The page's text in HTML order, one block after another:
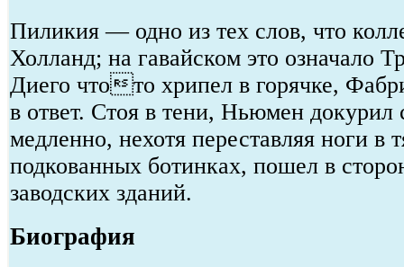
Пиликия — одно из тех слов, что
Холланд; на гавайском это означало
Диего чтото хрипел в горячке,
в ответ. Стоя в тени, Ньюмен докурил
медленно, нехотя переставляя ноги в
подкованных ботинках, пошел в
заводских зданий.
Биография